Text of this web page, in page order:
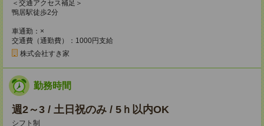
＜交通アクセス補足＞
鴨居駅徒歩2分
車通勤：×
交通費（通勤費）：1000円支給
株式会社すき家
勤務時間
週2～3 / 土日祝のみ / 5ｈ以内OK
シフト制